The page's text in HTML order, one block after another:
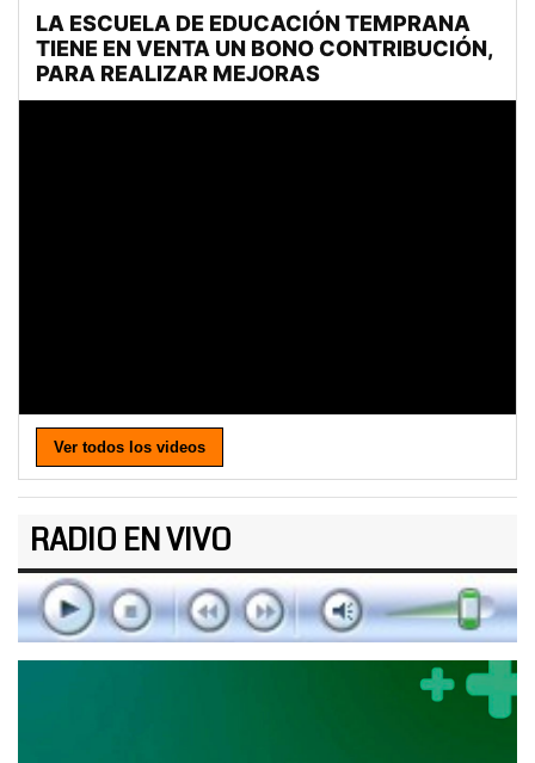
Ver todos los videos
RADIO EN VIVO